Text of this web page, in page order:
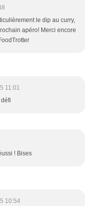
le dip au curry,
apéro! Merci encore
11:01
! Bises
10:54